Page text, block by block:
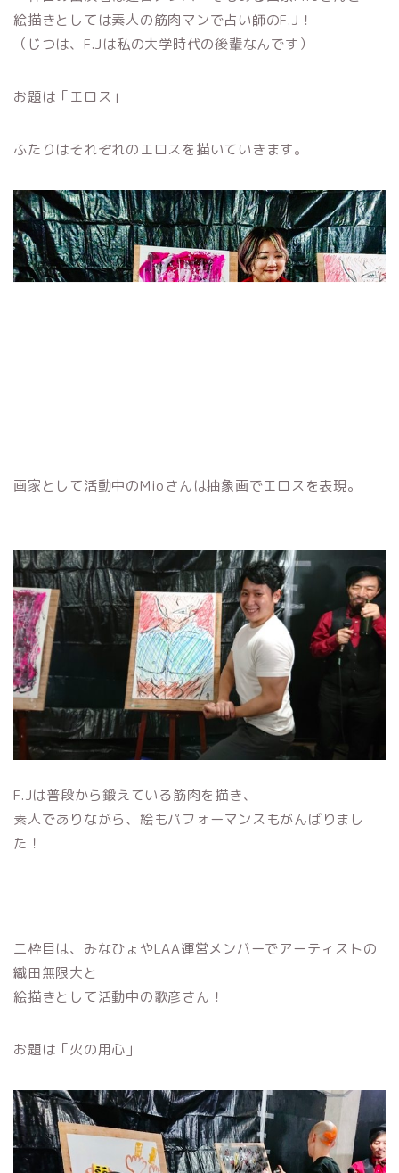
絵描きとしては素人の筋肉マンで占い師のF.J！
（じつは、F.Jは私の大学時代の後輩なんです）
お題は「エロス」
ふたりはそれぞれのエロスを描いていきます。
画家として活動中のMioさんは抽象画でエロスを表現。
F.Jは普段から鍛えている筋肉を描き、
素人でありながら、絵もパフォーマンスもがんばりまし
た！
二枠目は、みなひょやLAA運営メンバーでアーティストの
織田無限大と
絵描きとして活動中の歌彦さん！
お題は「火の用心」